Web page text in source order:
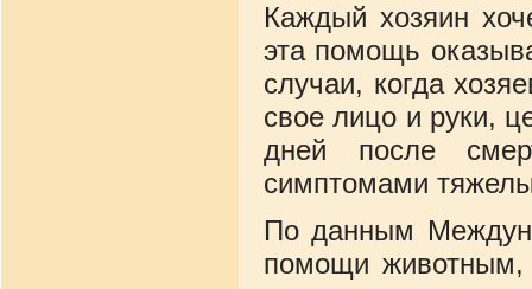
Каждый хозяин
эта помощь
случаи, когда
свое лицо и руки,
дней после
симптомами
По данным
помощи животным,